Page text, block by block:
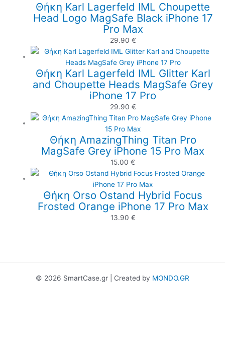
Θήκη Karl Lagerfeld IML Choupette
Head Logo MagSafe Black iPhone 17
Pro Max
29.90 €
Θήκη Karl Lagerfeld IML Glitter Karl
and Choupette Heads MagSafe Grey
iPhone 17 Pro
29.90 €
Θήκη AmazingThing Titan Pro
MagSafe Grey iPhone 15 Pro Max
15.00€
Θήκη Orso Ostand Hybrid Focus
Frosted Orange iPhone 17 Pro Max
13.90 €
© 2026 SmartCase.gr | Created by MONDO.GR